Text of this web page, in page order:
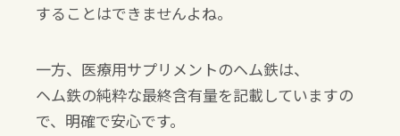
することはできませんよね。
一方、医療用サプリメントのヘム鉄は、
ヘム鉄の純粋な最終含有量を記載していますの
で、明確で安心です。